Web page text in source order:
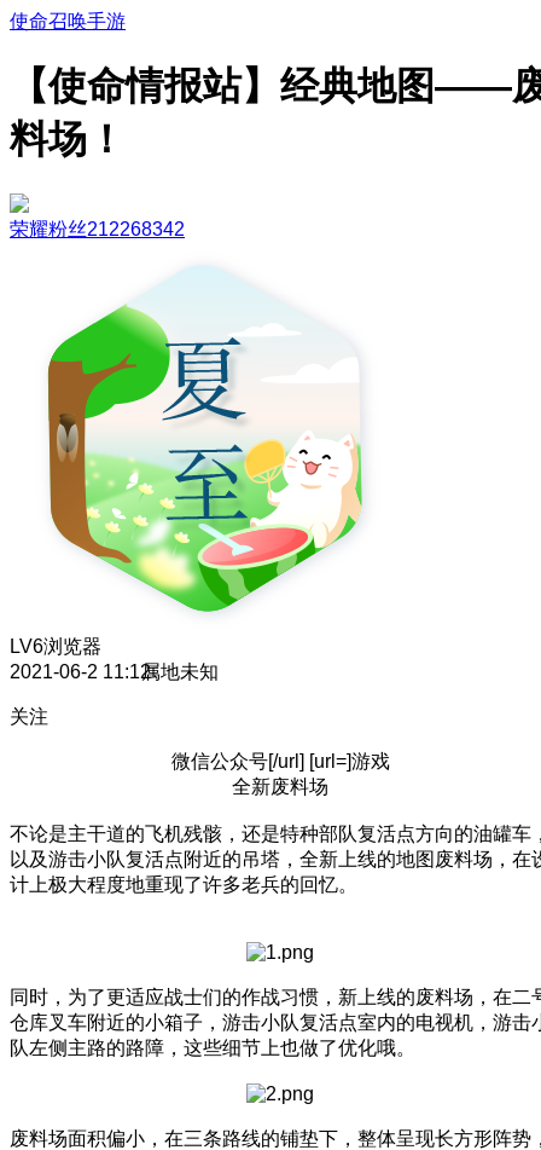
使命召唤手游
【使命情报站】经典地图——
料场！
荣耀粉丝212268342
LV6浏览器
2021-06-2 11:12属地未知
关注
微信公众号[/url] [url=]游戏
全新废料场
不论是主干道的飞机残骸，还是特种部队复活点方向的油罐车
以及游击小队复活点附近的吊塔，全新上线的地图废料场，在
计上极大程度地重现了许多老兵的回忆。
同时，为了更适应战士们的作战习惯，新上线的废料场，在二
仓库叉车附近的小箱子，游击小队复活点室内的电视机，游击
队左侧主路的路障，这些细节上也做了优化哦。
废料场面积偏小，在三条路线的铺垫下，整体呈现长方形阵势